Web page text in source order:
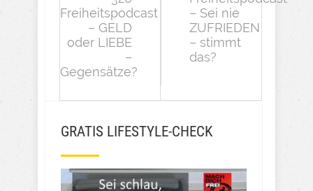
Freiheitspodcast
– GELD
oder LIEBE
–
Gegensätze?
– Sei nie
ZUFRIEDEN
– stimmt
das?
GRATIS LIFESTYLE-CHECK